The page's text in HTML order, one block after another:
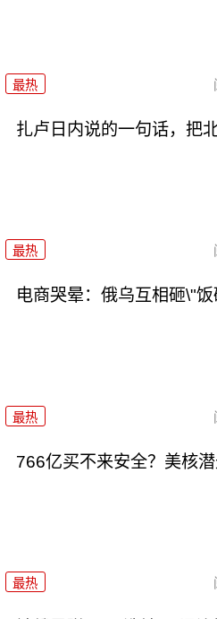
最热
扎卢日内说的一句话，把
最热
电商哭晕：俄乌互相砸\"
最热
766亿买不来安全？美核
最热